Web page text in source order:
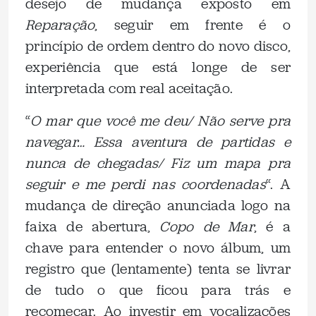
Reparação, seguir em frente é o
princípio de ordem dentro do novo disco,
experiência que está longe de ser
interpretada com real aceitação.
“O mar que você me deu/ Não serve pra
navegar… Essa aventura de partidas e
nunca de chegadas/ Fiz um mapa pra
seguir e me perdi nas coordenadas“. A
mudança de direção anunciada logo na
faixa de abertura, Copo de Mar, é a
chave para entender o novo álbum, um
registro que (lentamente) tenta se livrar
de tudo o que ficou para trás e
recomeçar. Ao investir em vocalizações